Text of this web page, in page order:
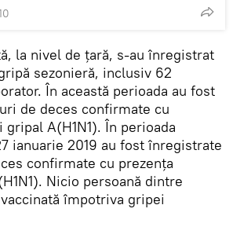
la nivel de țară, s-au înregistrat
sezonieră, inclusiv 62
În această perioada au fost
de deces confirmate cu
A(H1N1). În perioada
ianuarie 2019 au fost înregistrate
confirmate cu prezența
Nicio persoană dintre
împotriva gripei